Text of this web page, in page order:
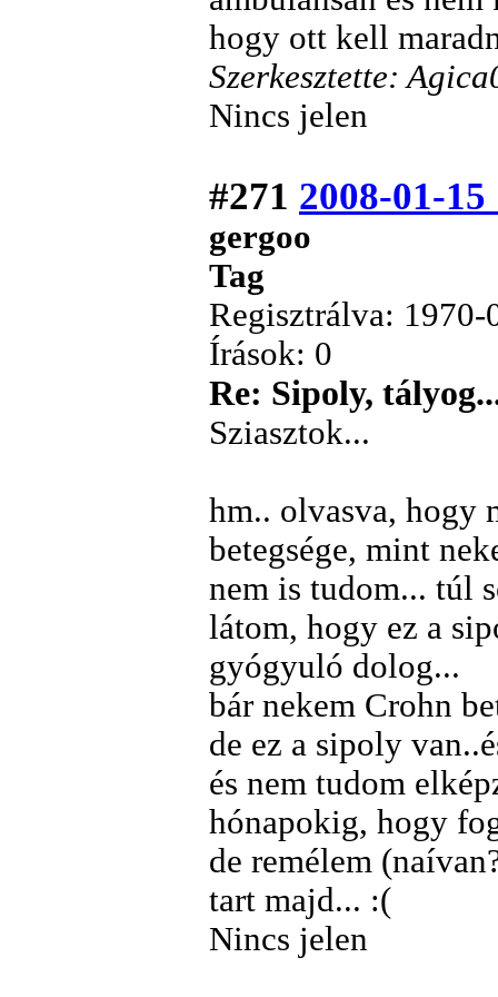
hogy ott kell
Szerkesztette:
Nincs jelen
#271 2008-01-15
gergoo
Tag
Regisztrálva: 1970-
Írások: 0
Re: Sipoly,
Sziasztok...
hm.. olvasva, hogy
betegsége, mint
nem is tudom... túl
látom, hogy ez a
gyógyuló dolog...
bár nekem Crohn
de ez a sipoly
és nem tudom
hónapokig, hogy
de remélem
tart majd... :(
Nincs jelen